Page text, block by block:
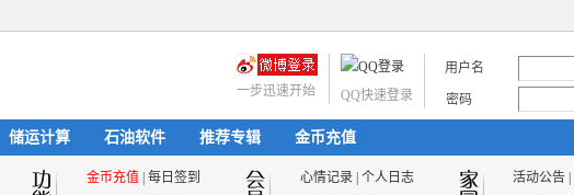
用户名
密码
QQ快速登录
一步迅速开始
储运计算 石油软件 推荐专辑 金币充值
金币充值 每日签到 心情记录 个人日志 活动公告|